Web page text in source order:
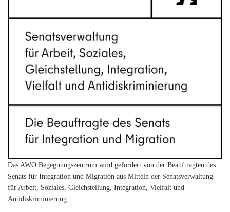
Das AWO Begegnungszentrum wird gefördert von der Beauftragten des
Senats für Integration und Migration aus Mitteln der Senatsverwaltung
für Arbeit, Soziales, Gleichstellung, Integration, Vielfalt und
Antidiskriminierung